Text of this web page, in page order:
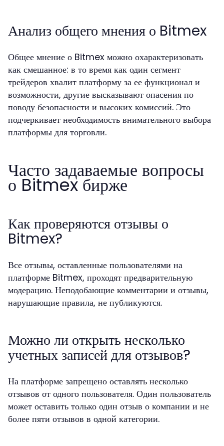
Анализ общего мнения о Bitmex
Общее мнение о Bitmex можно охарактеризовать
как смешанное: в то время как один сегмент
трейдеров хвалит платформу за ее функционал и
возможности, другие высказывают опасения по
поводу безопасности и высоких комиссий. Это
подчеркивает необходимость внимательного выбора
платформы для торговли.
Часто задаваемые вопросы
о Bitmex бирже
Как проверяются отзывы о
Bitmex?
Все отзывы, оставленные пользователями на
платформе Bitmex, проходят предварительную
модерацию. Неподобающие комментарии и отзывы,
нарушающие правила, не публикуются.
Можно ли открыть несколько
учетных записей для отзывов?
На платформе запрещено оставлять несколько
отзывов от одного пользователя. Один пользователь
может оставить только один отзыв о компании и не
более пяти отзывов в одной категории.